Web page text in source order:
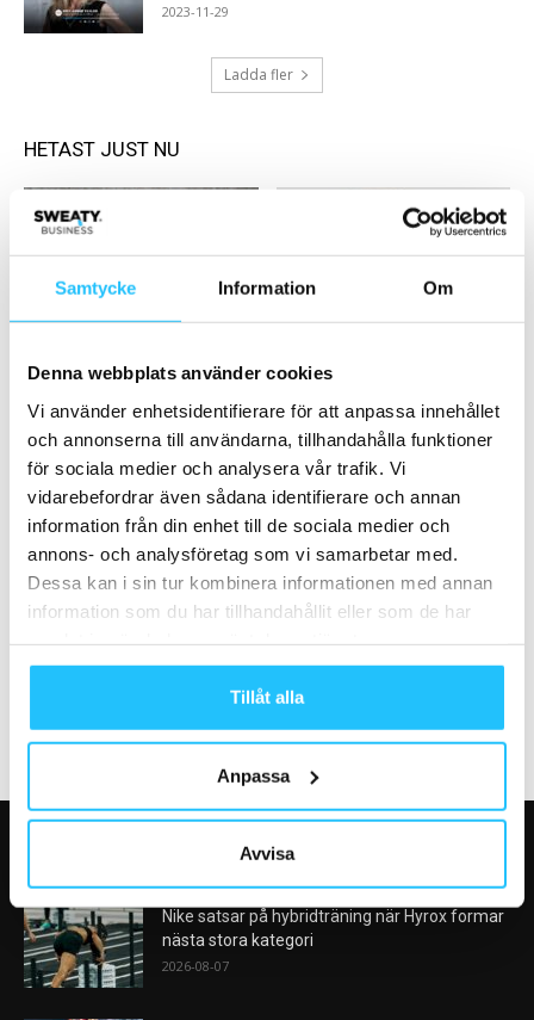
Samtycke Information Om
Denna webbplats använder cookies
Vi använder enhetsidentifierare för att anpassa innehållet
och annonserna till användarna, tillhandahålla funktioner
för sociala medier och analysera vår trafik. Vi
vidarebefordrar även sådana identifierare och annan
information från din enhet till de sociala medier och
annons- och analysföretag som vi samarbetar med.
Dessa kan i sin tur kombinera informationen med annan
information som du har tillhandahållit eller som de har
Tillåt alla
Anpassa
Avvisa
2023-11-29
Ladda fler
HETAST JUST NU
Guldhjärtat 2020: alla vinnare!
Nya Eleiko Öppen Collars låser
Business
Playlist och EGYM slutför
miljardaffär – bygger global
plattform inom FitTech
Business
Digitala träningstjänsten Bruce
öppnar eget gym
Nike satsar på hybridträning när Hyrox formar
nästa stora kategori
2026-08-07